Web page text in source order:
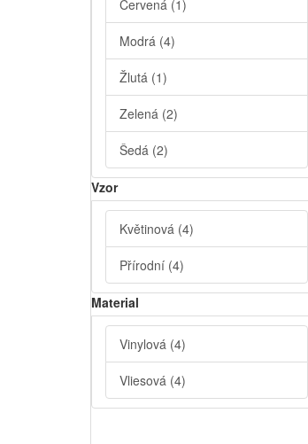
Červená (1)
Modrá (4)
Žlutá (1)
Zelená (2)
Šedá (2)
Vzor
Květinová (4)
Přírodní (4)
Material
Vinylová (4)
Vliesová (4)